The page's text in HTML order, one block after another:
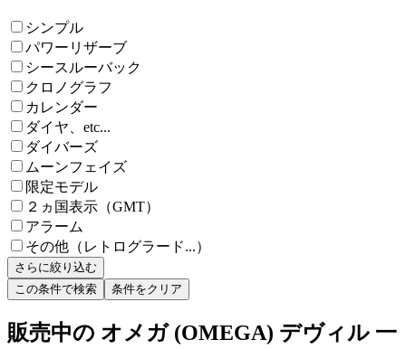
シンプル
パワーリザーブ
シースルーバック
クロノグラフ
カレンダー
ダイヤ、etc...
ダイバーズ
ムーンフェイズ
限定モデル
２ヵ国表示（GMT）
アラーム
その他（レトログラード...）
さらに絞り込む
この条件で検索
条件をクリア
販売中の オメガ (OMEGA) デヴィル 一